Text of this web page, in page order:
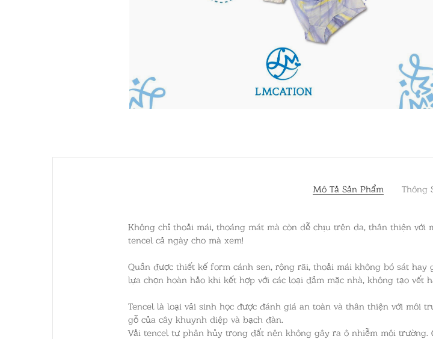
Mô Tả Sản Phẩm Thông
Không chỉ thoải mái, thoáng mát mà còn dễ chịu trên da, thân thiện với
tencel cả ngày cho mà xem!
Quần được thiết kế form cánh sen, rộng rãi, thoải mái không bó sát
lựa chọn hoàn hảo khi kết hợp với các loại đầm mặc nhà, không tạo vết
Tencel là loại vải sinh học được đánh giá an toàn và thân thiện với môi
gỗ của cây khuynh diệp và bạch đàn.
Vải tencel tự phân hủy trong đất nên không gây ra ô nhiễm môi